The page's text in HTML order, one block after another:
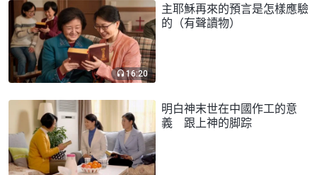
16:20
主耶穌再來的預言是怎樣應驗
的（有聲讀物）
明白神末世在中國作工的意
義 跟上神的脚踪